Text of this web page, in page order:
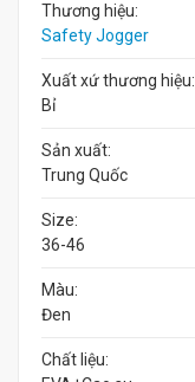
Thương hiệu:
Safety Jogger
Xuất xứ thương hiệu:
Bỉ
Sản xuất:
Trung Quốc
Size:
36-46
Màu:
Đen
Chất liệu: